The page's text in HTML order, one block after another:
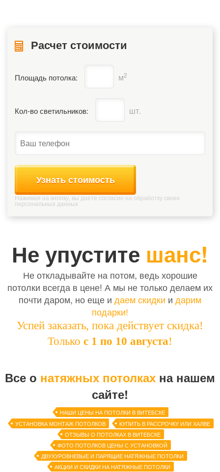
Расчет стоимости
Площадь потолка: м2
Кол-во светильников: шт.
Узнать стоимость
Нажимая на кнопку, вы даете согласие на обработку своих
персональных данных
Не упустите шанс!
Не откладывайте на потом, ведь хорошие
потолки всегда в цене! А мы не только делаем их
почти даром, но еще и даем скидки и дарим
подарки!
Успей заказать, пока действует скидка!
Только с 1 по 10 августа!
Все о натяжных потолках на нашем
сайте!
НАШИ ЦЕНЫ НА ПОТОЛКИ В ВИТЕБСКЕ
УСТАНОВКА МОНТАЖ ПОТОЛКОВ
КУПИТЬ В РАССРОЧКУ ИЛИ ХАЛВЕ
ОТЗЫВЫ О ПОТОЛКАХ В ВИТЕБСКЕ
ФОТО ПОТОЛКОВ ЦЕНЫ С УСТАНОВКОЙ
ДВУХУРОВНЕВЫЕ И ПАРЯЩИЕ НАТЯЖНЫЕ ПОТОЛКИ
АКЦИИ И СКИДКИ НА НАТЯЖНЫЕ ПОТОЛКИ